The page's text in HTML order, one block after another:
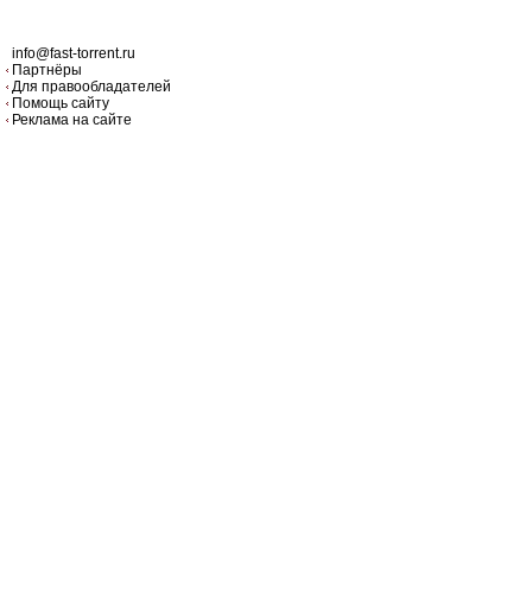
info@fast-torrent.ru
Партнёры
Для правообладателей
Помощь сайту
Реклама на сайте